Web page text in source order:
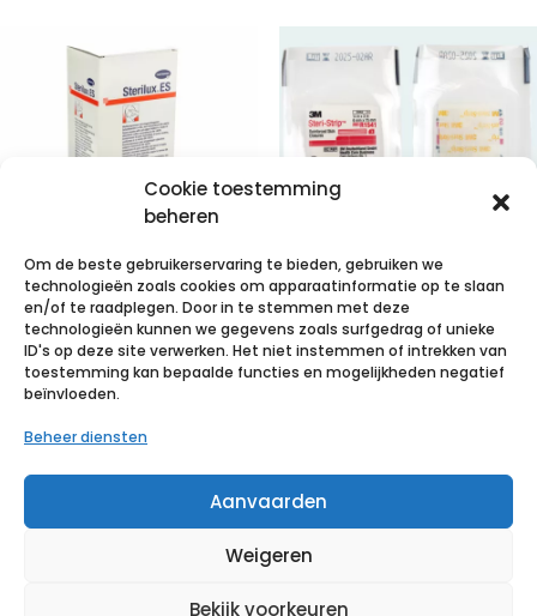
Cookie toestemming
beheren
Om de beste gebruikerservaring te bieden, gebruiken we
technologieën zoals cookies om apparaatinformatie op te slaan
en/of te raadplegen. Door in te stemmen met deze
technologieën kunnen we gegevens zoals surfgedrag of unieke
ID's op deze site verwerken. Het niet instemmen of intrekken van
toestemming kan bepaalde functies en mogelijkheden negatief
beïnvloeden.
Beheer diensten
Aanvaarden
Weigeren
Bekijk voorkeuren
STERILUX ES
5x5cm 8l.st.
40×5 p/s
Voeg toe aan verlanglijst
3M Steri-Strip
hechtstrips,
6mm x 75mm
Voeg toe aan verlanglijst